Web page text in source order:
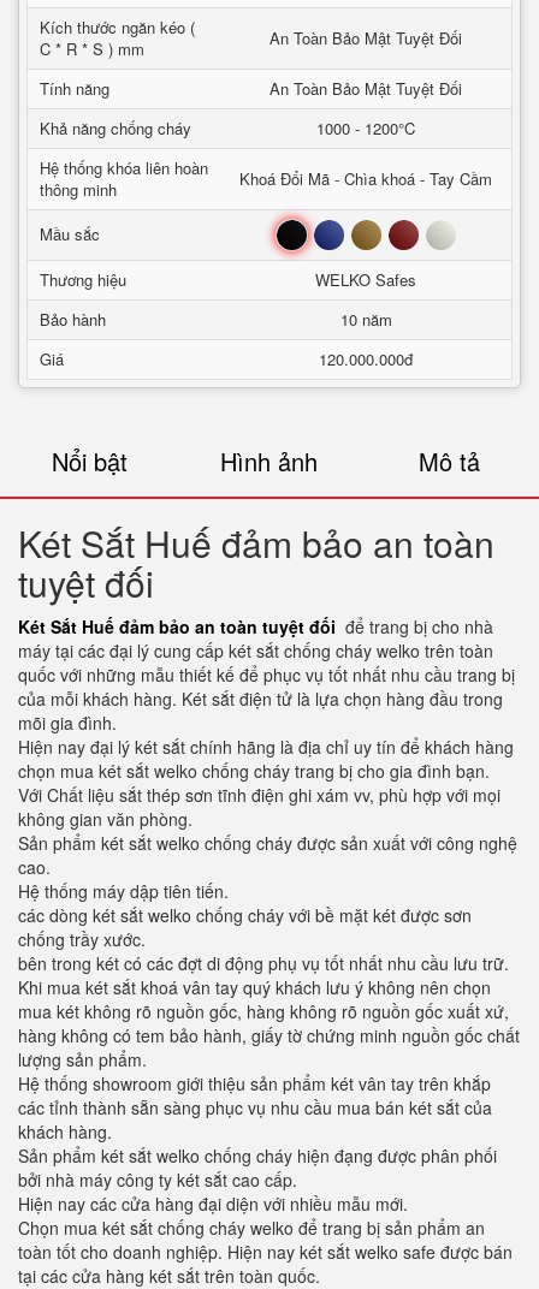
Kích thước ngăn kéo (
C * R * S ) mm
An Toàn Bảo Mật Tuyệt Đối
Tính năng
An Toàn Bảo Mật Tuyệt Đối
Khả năng chống cháy
1000 - 1200°C
Hệ thống khóa liên hoàn
thông minh
Khoá Đổi Mã - Chìa khoá - Tay Cầm
Mầu sắc Đen Xanh Nâu Đỏ Trắng
Thương hiệu
WELKO Safes
Bảo hành
10 năm
Giá
120.000.000đ
Nổi bật Hình ảnh Mô tả
Két Sắt Huế đảm bảo an toàn
tuyệt đối
Két Sắt Huế đảm bảo an toàn tuyệt đối để trang bị cho nhà
máy tại các đại lý cung cấp két sắt chống cháy welko trên toàn
quốc với những mẫu thiết kế để phục vụ tốt nhất nhu cầu trang bị
của mỗi khách hàng. Két sắt điện tử là lựa chọn hàng đầu trong
mõi gia đình.
Hiện nay đại lý két sắt chính hãng là địa chỉ uy tín để khách hàng
chọn mua két sắt welko chống cháy trang bị cho gia đình bạn.
Với Chất liệu sắt thép sơn tĩnh điện ghi xám vv, phù hợp với mọi
không gian văn phòng.
Sản phẩm két sắt welko chống cháy được sản xuất với công nghệ
cao.
Hệ thống máy dập tiên tiến.
các dòng két sắt welko chống cháy với bề mặt két được sơn
chống trầy xước.
bên trong két có các đợt di động phụ vụ tốt nhất nhu cầu lưu trữ.
Khi mua két sắt khoá vân tay quý khách lưu ý không nên chọn
mua két không rõ nguồn gốc, hàng không rõ nguồn gốc xuất xứ,
hàng không có tem bảo hành, giấy tờ chứng minh nguồn gốc chất
lượng sản phẩm.
Hệ thống showroom giới thiệu sản phẩm két vân tay trên khắp
các tỉnh thành sẵn sàng phục vụ nhu cầu mua bán két sắt của
khách hàng.
Sản phẩm két sắt welko chống cháy hiện đạng được phân phối
bởi nhà máy công ty két sắt cao cấp.
Hiện nay các cửa hàng đại diện với nhiều mẫu mới.
Chọn mua két sắt chống cháy welko để trang bị sản phẩm an
toàn tốt cho doanh nghiệp. Hiện nay két sắt welko safe được bán
tại các cửa hàng két sắt trên toàn quốc.